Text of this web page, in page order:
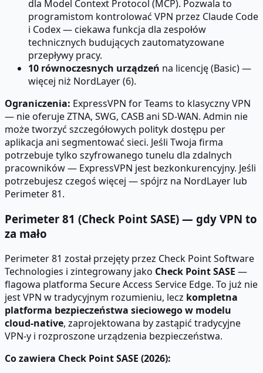
dla Model Context Protocol (MCP). Pozwala to
programistom kontrolować VPN przez Claude Code
i Codex — ciekawa funkcja dla zespołów
technicznych budujących zautomatyzowane
przepływy pracy.
10 równoczesnych urządzeń na licencję (Basic) —
więcej niż NordLayer (6).
Ograniczenia: ExpressVPN for Teams to klasyczny VPN
— nie oferuje ZTNA, SWG, CASB ani SD-WAN. Admin nie
może tworzyć szczegółowych polityk dostępu per
aplikacja ani segmentować sieci. Jeśli Twoja firma
potrzebuje tylko szyfrowanego tunelu dla zdalnych
pracowników — ExpressVPN jest bezkonkurencyjny. Jeśli
potrzebujesz czegoś więcej — spójrz na NordLayer lub
Perimeter 81.
Perimeter 81 (Check Point SASE) — gdy VPN to
za mało
Perimeter 81 został przejęty przez Check Point Software
Technologies i zintegrowany jako Check Point SASE —
flagowa platforma Secure Access Service Edge. To już nie
jest VPN w tradycyjnym rozumieniu, lecz kompletna
platforma bezpieczeństwa sieciowego w modelu
cloud-native, zaprojektowana by zastąpić tradycyjne
VPN-y i rozproszone urządzenia bezpieczeństwa.
Co zawiera Check Point SASE (2026):